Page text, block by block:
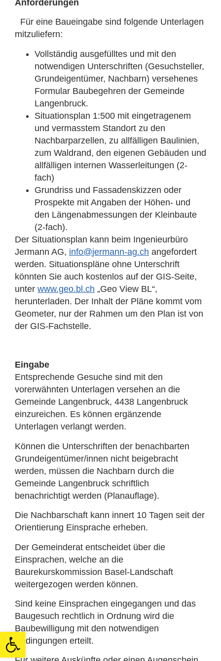
Open toolbar
Anforderungen
Für eine Baueingabe sind folgende Unterlagen
mitzuliefern:
Vollständig ausgefülltes und mit den
notwendigen Unterschriften (Gesuchsteller,
Grundeigentümer, Nachbarn) versehenes
Formular Baubegehren der Gemeinde
Langenbruck.
Situationsplan 1:500 mit eingetragenem
und vermasstem Standort zu den
Nachbarparzellen, zu allfälligen Baulinien,
zum Waldrand, den eigenen Gebäuden und
allfälligen internen Wasserleitungen (2-
fach)
Grundriss und Fassadenskizzen oder
Prospekte mit Angaben der Höhen- und
den Längenabmessungen der Kleinbaute
(2-fach).
Der Situationsplan kann beim Ingenieurbüro
Jermann AG,
hc.ga-nnamrej
@ofni
angefordert
werden. Situationspläne ohne Unterschrift
könnten Sie auch kostenlos auf der GIS-Seite,
unter www.geo.bl.ch „Geo View BL“,
herunterladen. Der Inhalt der Pläne kommt vom
Geometer, nur der Rahmen um den Plan ist von
der GIS-Fachstelle.
Eingabe
Entsprechende Gesuche sind mit den
vorerwähnten Unterlagen versehen an die
Gemeinde Langenbruck, 4438 Langenbruck
einzureichen. Es können ergänzende
Unterlagen verlangt werden.
Können die Unterschriften der benachbarten
Grundeigentümer/innen nicht beigebracht
werden, müssen die Nachbarn durch die
Gemeinde Langenbruck schriftlich
benachrichtigt werden (Planauflage).
Die Nachbarschaft kann innert 10 Tagen seit der
Orientierung Einsprache erheben.
Der Gemeinderat entscheidet über die
Einsprachen, welche an die
Baurekurskommission Basel-Landschaft
weitergezogen werden können.
Sind keine Einsprachen eingegangen und das
Baugesuch rechtlich in Ordnung wird die
Baubewilligung mit den notwendigen
Bedingungen erteilt.